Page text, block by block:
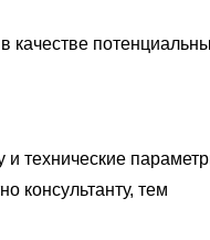
качестве
технические
консультанту, тем